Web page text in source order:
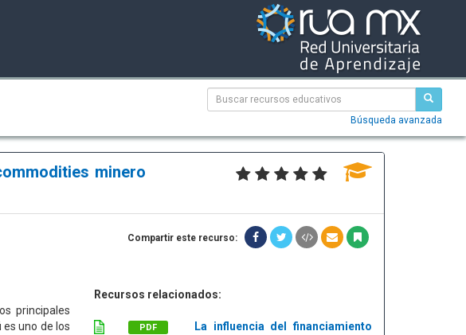
Búsqueda avanzada
minero
Compartir este recurso:
principales
uno de los
Recursos relacionados:
PDF
La influencia del financiamiento